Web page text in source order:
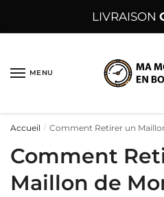
LIVRAISON
MENU
Accueil / Comment Retirer un
Comment
Maillon de